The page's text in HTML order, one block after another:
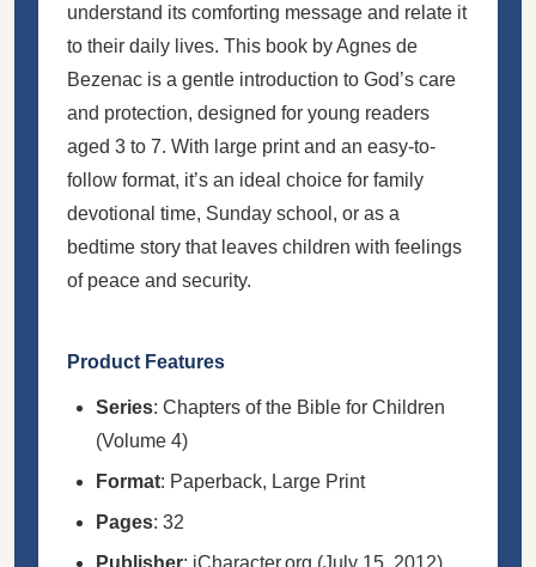
understand its comforting message and relate it
to their daily lives. This book by Agnes de
Bezenac is a gentle introduction to God’s care
and protection, designed for young readers
aged 3 to 7. With large print and an easy-to-
follow format, it’s an ideal choice for family
devotional time, Sunday school, or as a
bedtime story that leaves children with feelings
of peace and security.
Product Features
Series: Chapters of the Bible for Children
(Volume 4)
Format: Paperback, Large Print
Pages: 32
Publisher: iCharacter.org (July 15, 2012)